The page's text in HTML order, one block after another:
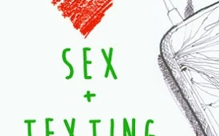
關於法律的 關於網上的 關於宗
人物專訪 潤滑劑介紹系列